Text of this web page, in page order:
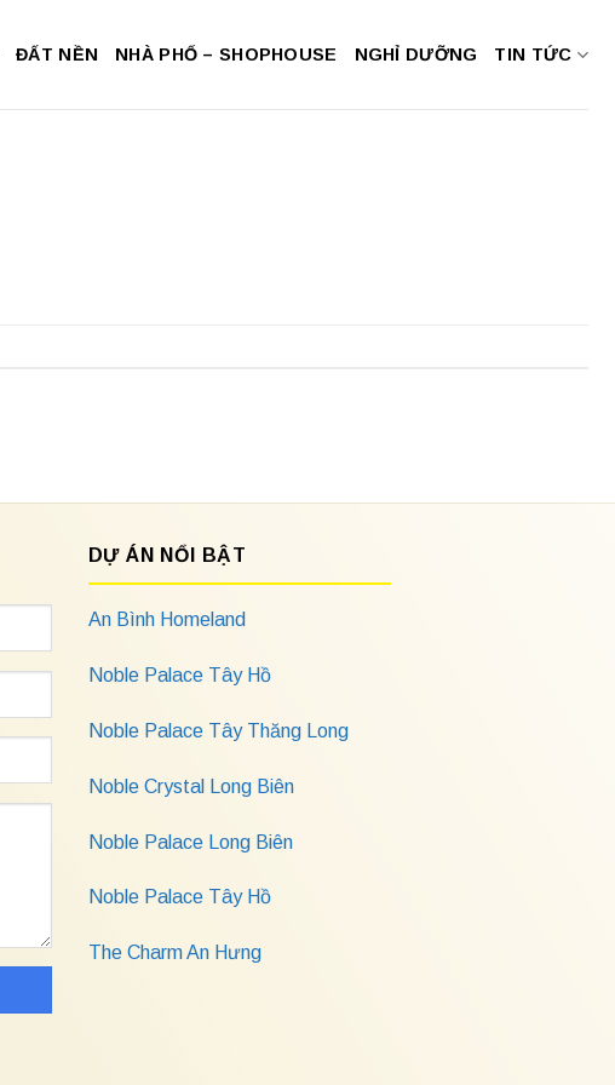
ĐẤT NỀN NHÀ PHỐ – SHOPHOUSE NGHỈ DƯỠNG TIN TỨC
DỰ ÁN NỔI BẬT
An Bình Homeland
Noble Palace Tây Hồ
Noble Palace Tây Thăng Long
Noble Crystal Long Biên
Noble Palace Long Biên
Noble Palace Tây Hồ
The Charm An Hưng